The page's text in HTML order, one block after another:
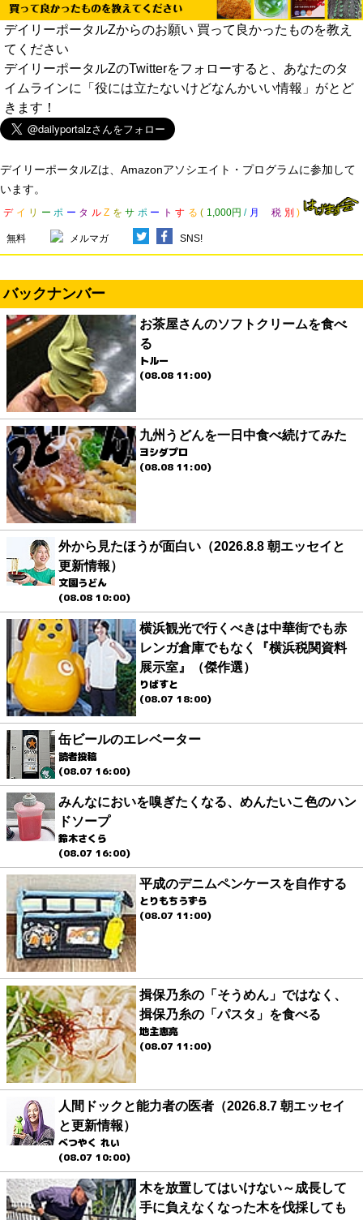
デイリーポータルZからのお願い 買って良かったものを教え
てください
デイリーポータルZのTwitterをフォローすると、あなたのタ
イムラインに「役には立たないけどなんかいい情報」がとど
きます！
デイリーポータルZは、Amazonアソシエイト・プログラムに参加して
います。
デ イ リ ー ポ ー タ ル Z を サ ポ ー ト す る ( 1,000円 / 月 税 別 )
無料 メルマガ SNS!
バックナンバー
お茶屋さんのソフトクリームを食べ
る
トルー
(08.08 11:00)
九州うどんを一日中食べ続けてみた
ヨシダプロ
(08.08 11:00)
外から見たほうが面白い（2026.8.8 朝エッセイと
更新情報）
文園うどん
(08.08 10:00)
横浜観光で行くべきは中華街でも赤
レンガ倉庫でもなく『横浜税関資料
展示室』（傑作選）
りばすと
(08.07 18:00)
缶ビールのエレベーター
読者投稿
(08.07 16:00)
みんなにおいを嗅ぎたくなる、めんたいこ色のハン
ドソープ
鈴木さくら
(08.07 16:00)
平成のデニムペンケースを自作する
とりもちうずら
(08.07 11:00)
揖保乃糸の「そうめん」ではなく、
揖保乃糸の「パスタ」を食べる
地主恵亮
(08.07 11:00)
人間ドックと能力者の医者（2026.8.7 朝エッセイ
と更新情報）
べつやく れい
(08.07 10:00)
木を放置してはいけない～成長して
手に負えなくなった木を伐採しても